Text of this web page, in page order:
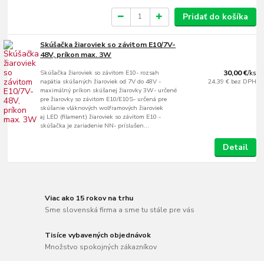
Pridať do košíka
Skúšačka žiaroviek so závitom E10/7V-
48V, príkon max. 3W
Skúšačka žiaroviek so závitom E10- rozsah
napätia skúšaných žiaroviek od 7V do 48V -
maximálný príkon skúšanej žiarovky 3W- určené
pre žiarovky so závitom E10/E10S- určená pre
skúšanie vláknových wolframových žiaroviek
aj LED (filament) žiaroviek so závitom E10 -
skúšačka je zariadenie NN- príslušen...
30,00 €/ks
24,39 € bez DPH
Detail
Viac ako 15 rokov na trhu
Sme slovenská firma a sme tu stále pre vás
Tisíce vybavených objednávok
Množstvo spokojných zákazníkov